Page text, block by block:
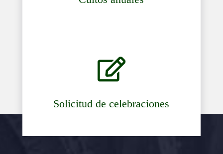

Solicitud de celebraciones